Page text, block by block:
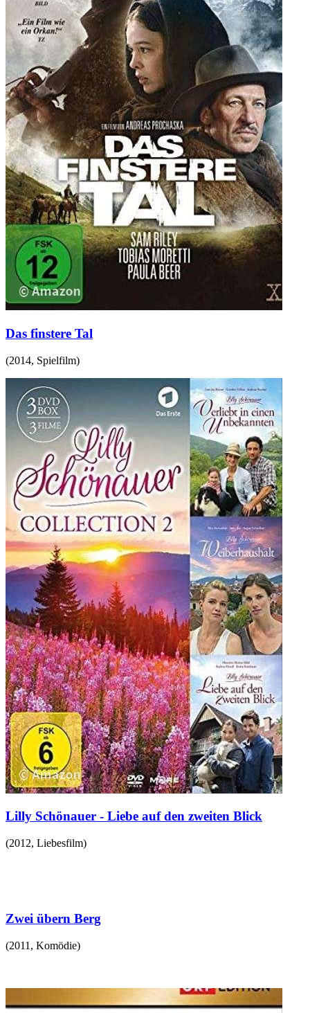
Das finstere Tal
(2014, Spielfilm)
Lilly Schönauer - Liebe auf den zweiten Blick
(2012, Liebesfilm)
Zwei übern Berg
(2011 , Komödie)